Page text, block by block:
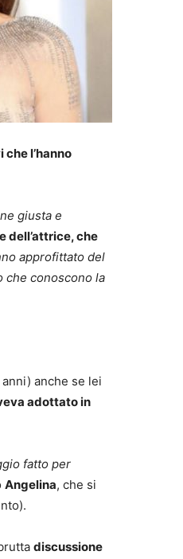
l’hanno
giusta e
dell’attrice, che
approfittato del
che conoscono la
anni) anche se lei
adottato in
fatto per
Angelina, che si
discussione